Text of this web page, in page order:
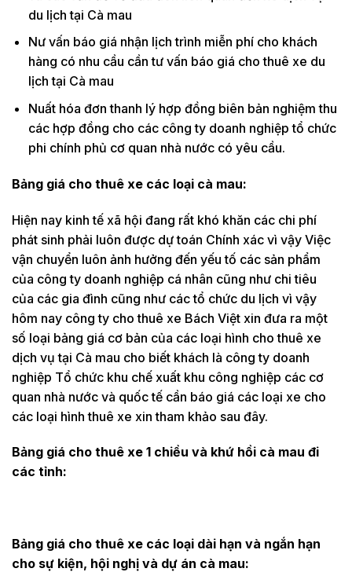
du lịch tại Cà mau
Nư vấn báo giá nhận lịch trình miễn phí cho khách
hàng có nhu cầu cần tư vấn báo giá cho thuê xe du
lịch tại Cà mau
Nuất hóa đơn thanh lý hợp đồng biên bản nghiệm thu
các hợp đồng cho các công ty doanh nghiệp tổ chức
phi chính phủ cơ quan nhà nước có yêu cầu.
Bảng giá cho thuê xe các loại cà mau:
Hiện nay kinh tế xã hội đang rất khó khăn các chi phí
phát sinh phải luôn được dự toán Chính xác vì vậy Việc
vận chuyển luôn ảnh hưởng đến yếu tố các sản phẩm
của công ty doanh nghiệp cá nhân cũng như chi tiêu
của các gia đình cũng như các tổ chức du lịch vì vậy
hôm nay công ty cho thuê xe Bách Việt xin đưa ra một
số loại bảng giá cơ bản của các loại hình cho thuê xe
dịch vụ tại Cà mau cho biết khách là công ty doanh
nghiệp Tổ chức khu chế xuất khu công nghiệp các cơ
quan nhà nước và quốc tế cần báo giá các loại xe cho
các loại hình thuê xe xin tham khảo sau đây.
Bảng giá cho thuê xe 1 chiều và khứ hồi cà mau đi
các tỉnh:
Bảng giá cho thuê xe các loại dài hạn và ngắn hạn
cho sự kiện, hội nghị và dự án cà mau: